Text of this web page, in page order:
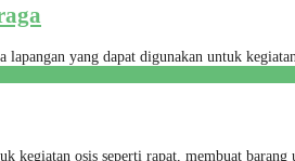
lapangan yang dapat digunakan untuk
kegiatan osis seperti rapat, membuat